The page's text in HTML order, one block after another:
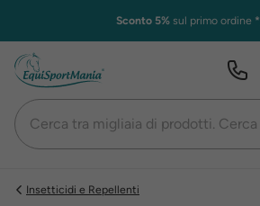
Sconto 5% sul primo ordine *
Insetticidi e Repellenti